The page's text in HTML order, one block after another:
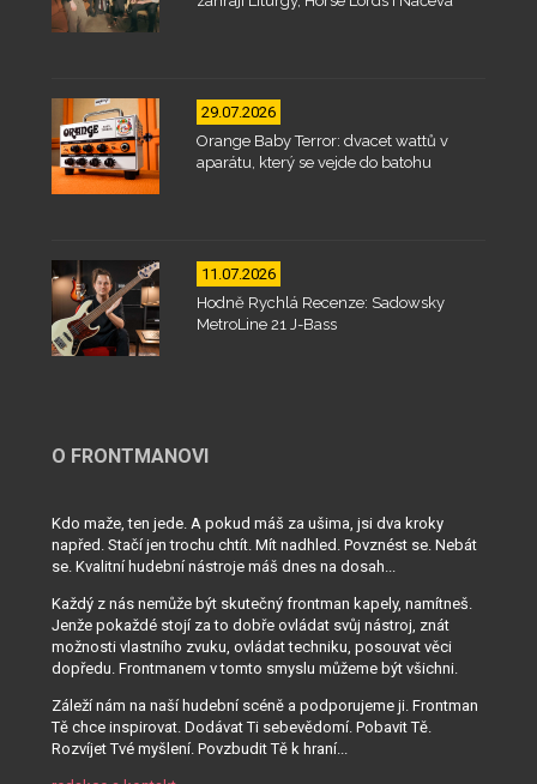
29.07.2026
Orange Baby Terror: dvacet wattů v
aparátu, který se vejde do batohu
11.07.2026
Hodně Rychlá Recenze: Sadowsky
MetroLine 21 J-Bass
O FRONTMANOVI
Kdo maže, ten jede. A pokud máš za ušima, jsi dva kroky
napřed. Stačí jen trochu chtít. Mít nadhled. Povznést se. Nebát
se. Kvalitní hudební nástroje máš dnes na dosah...
Každý z nás nemůže být skutečný frontman kapely, namítneš.
Jenže pokaždé stojí za to dobře ovládat svůj nástroj, znát
možnosti vlastního zvuku, ovládat techniku, posouvat věci
dopředu. Frontmanem v tomto smyslu můžeme být všichni.
Záleží nám na naší hudební scéně a podporujeme ji. Frontman
Tě chce inspirovat. Dodávat Ti sebevědomí. Pobavit Tě.
Rozvíjet Tvé myšlení. Povzbudit Tě k hraní...